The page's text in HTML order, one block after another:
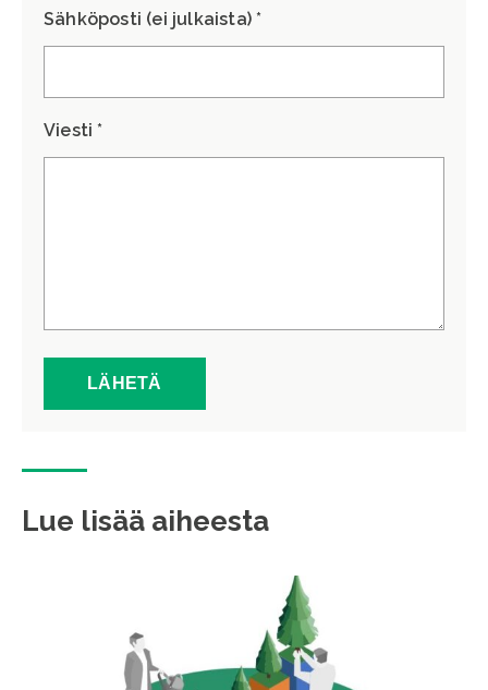
Sähköposti (ei julkaista) *
Viesti *
Lue lisää aiheesta